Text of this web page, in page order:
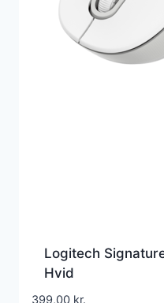
Logitech
Hvid
399,00 kr.